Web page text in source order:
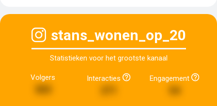
stans_wonen_op_20
Statistieken voor het grootste kanaal
Volgers Interacties Engagement